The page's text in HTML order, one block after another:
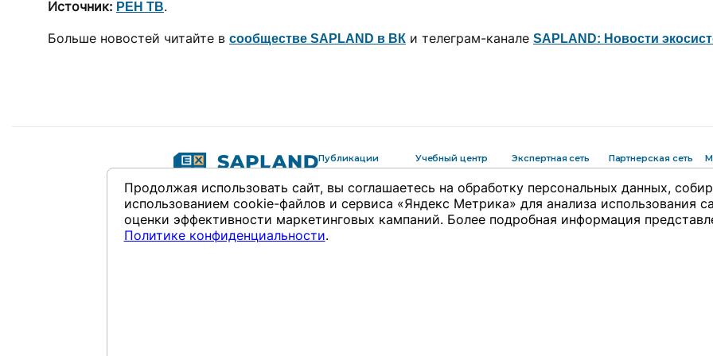
Источник: РЕН ТВ.
Больше новостей читайте в сообществе SAPLAND в ВК и телеграм-канале SAPLAND: Новости
Публикации
Обсуждения
Журнал
Антологии
Колонки
Авторы
Учебный центр
Выбрать обучение
Форматы и опции
Экспертная сеть
Вакансии
Партнерская сеть
Продолжая использовать сайт, вы соглашаетесь на обработку персональных данных,
использованием cookie-файлов и сервиса «Яндекс Метрика» для анализа использования
оценки эффективности маркетинговых кампаний. Более подробная информация
Политике конфиденциальности.